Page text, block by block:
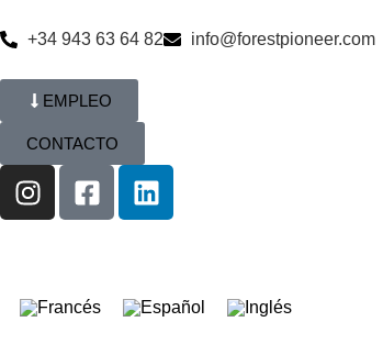
+34 943 63 64 82 info@forestpioneer.com
EMPLEO
CONTACTO